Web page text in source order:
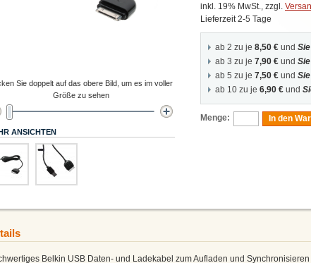
inkl. 19% MwSt., zzgl.
Lieferzeit 2-5 Tage
ab 2 zu je 8,50 € und
ab 3 zu je 7,90 € und
ab 5 zu je 7,50 € und
ab 10 zu je 6,90 € und
Menge: In den
Sie doppelt auf das obere Bild, um es im voller
Größe zu sehen
ANSICHTEN
Belkin USB Daten- und Ladekabel zum Aufladen und